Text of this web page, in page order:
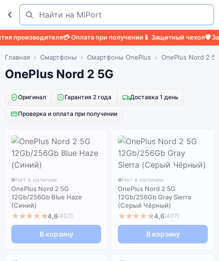
Поиск
Найти
производителя💳 Оплата при получении📱 Защитный чехол🛡️
Главная Смартфоны Смартфоны OnePlus OnePlus Nord 2
OnePlus Nord 2 5G
Оригинал Гарантия 2 года Доставка 1 день
Проверка и оплата при получении
Нет в наличии
OnePlus Nord 2 5G
12Gb/256Gb Blue Haze
(Синий)
★★★★★4,6(407)
В корзину
Нет в наличии
OnePlus Nord 2 5G
12Gb/256Gb Gray Sierra
(Серый Чёрный)
★★★★★4,6(407)
В корзину